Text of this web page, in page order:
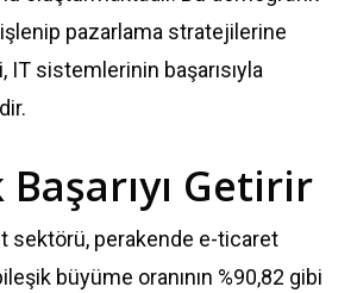
işlenip pazarlama stratejilerine
sistemlerinin başarısıyla
Başarıyı Getirir
sektörü, perakende e-ticaret
büyüme oranının %90,82 gibi